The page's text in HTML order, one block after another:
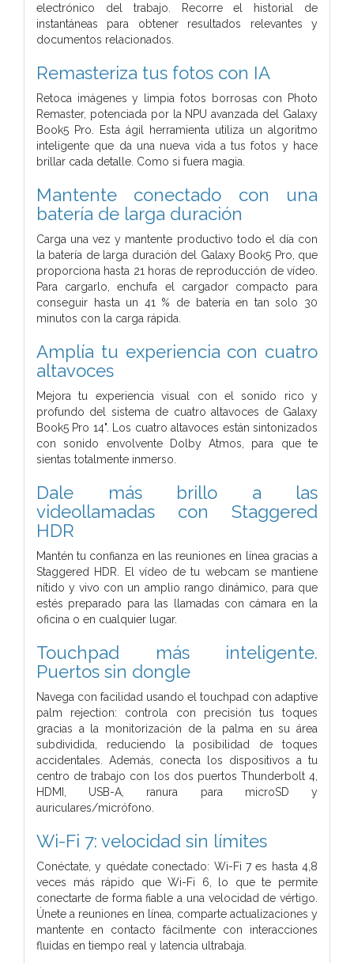
electrónico del trabajo. Recorre el historial de
instantáneas para obtener resultados relevantes y
documentos relacionados.
Remasteriza tus fotos con IA
Retoca imágenes y limpia fotos borrosas con Photo
Remaster, potenciada por la NPU avanzada del Galaxy
Book5 Pro. Esta ágil herramienta utiliza un algoritmo
inteligente que da una nueva vida a tus fotos y hace
brillar cada detalle. Como si fuera magia.
Mantente conectado con una
batería de larga duración
Carga una vez y mantente productivo todo el día con
la batería de larga duración del Galaxy Book5 Pro, que
proporciona hasta 21 horas de reproducción de vídeo.
Para cargarlo, enchufa el cargador compacto para
conseguir hasta un 41 % de batería en tan solo 30
minutos con la carga rápida.
Amplía tu experiencia con cuatro
altavoces
Mejora tu experiencia visual con el sonido rico y
profundo del sistema de cuatro altavoces de Galaxy
Book5 Pro 14". Los cuatro altavoces están sintonizados
con sonido envolvente Dolby Atmos, para que te
sientas totalmente inmerso.
Dale más brillo a las
videollamadas con Staggered
HDR
Mantén tu confianza en las reuniones en línea gracias a
Staggered HDR. El vídeo de tu webcam se mantiene
nítido y vivo con un amplio rango dinámico, para que
estés preparado para las llamadas con cámara en la
oficina o en cualquier lugar.
Touchpad más inteligente.
Puertos sin dongle
Navega con facilidad usando el touchpad con adaptive
palm rejection: controla con precisión tus toques
gracias a la monitorización de la palma en su área
subdividida, reduciendo la posibilidad de toques
accidentales. Además, conecta los dispositivos a tu
centro de trabajo con los dos puertos Thunderbolt 4,
HDMI, USB-A, ranura para microSD y
auriculares/micrófono.
Wi-Fi 7: velocidad sin límites
Conéctate, y quédate conectado: Wi-Fi 7 es hasta 4,8
veces más rápido que Wi-Fi 6, lo que te permite
conectarte de forma fiable a una velocidad de vértigo.
Únete a reuniones en línea, comparte actualizaciones y
mantente en contacto fácilmente con interacciones
fluidas en tiempo real y latencia ultrabaja.